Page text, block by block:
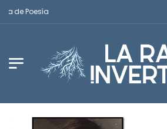
Poesía